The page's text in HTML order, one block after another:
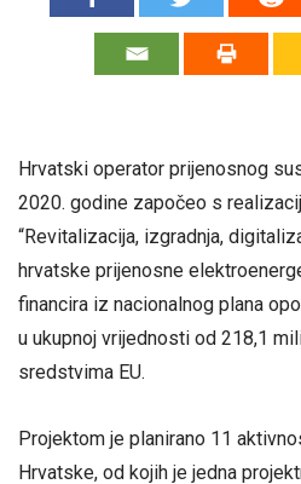
Hrvatski operator prijenosnog
2020. godine započeo s
“Revitalizacija, izgradnja,
hrvatske prijenosne
financira iz nacionalnog plana
u ukupnoj vrijednosti od 218,1
sredstvima EU.
Projektom je planirano 11
Hrvatske, od kojih je jedna